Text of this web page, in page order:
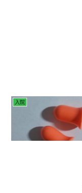
入院